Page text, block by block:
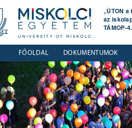
„ÚTON
az
TÁMOP-
FŐOLDAL DOKUMENTUMOK